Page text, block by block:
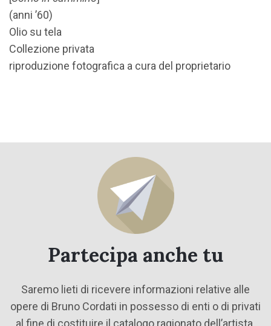
(anni ’60)
Olio su tela
Collezione privata
riproduzione fotografica a cura del proprietario
Partecipa anche tu
Saremo lieti di ricevere informazioni relative alle
opere di Bruno Cordati in possesso di enti o di privati
al fine di costituire il catalogo ragionato dell’artista.